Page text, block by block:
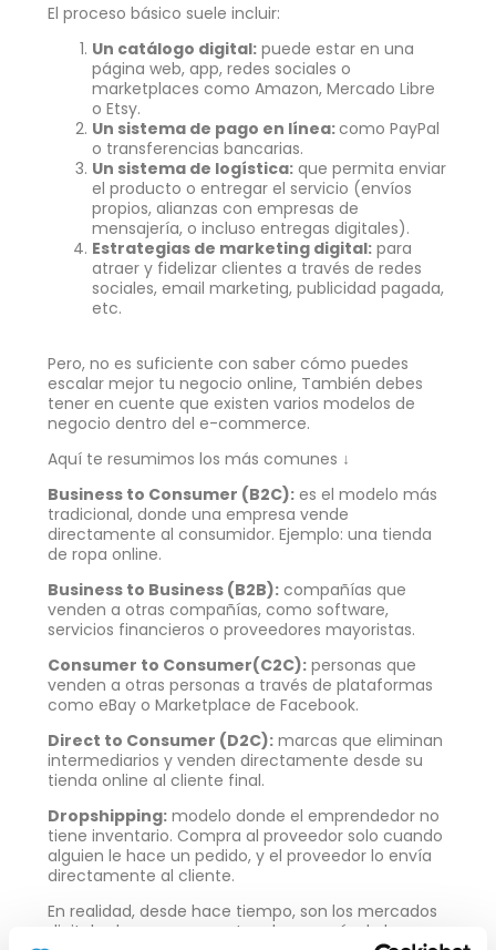
El proceso básico suele incluir:
Un catálogo digital: puede estar en una
página web, app, redes sociales o
marketplaces como Amazon, Mercado Libre
o Etsy.
Un sistema de pago en línea:como PayPal
o transferencias bancarias.
Un sistema de logística: que permita enviar
el producto o entregar el servicio (envíos
propios, alianzas con empresas de
mensajería, o incluso entregas digitales).
Estrategias de marketing digital: para
atraer y fidelizar clientes a través de redes
sociales, email marketing, publicidad pagada,
etc.
Pero, no es suficiente con saber cómo puedes
escalar mejor tu negocio online, También debes
tener en cuente que existen varios modelos de
negocio dentro del e-commerce.
Aquí te resumimos los más comunes ↓
Business to Consumer (B2C): es el modelo más
tradicional, donde una empresa vende
directamente al consumidor. Ejemplo: una tienda
de ropa online.
Business to Business (B2B): compañías que
venden a otras compañías, como software,
servicios financieros o proveedores mayoristas.
Consumer to Consumer(C2C): personas que
venden a otras personas a través de plataformas
como eBay o Marketplace de Facebook.
Direct to Consumer (D2C): marcas que eliminan
intermediarios y venden directamente desde su
tienda online al cliente final.
Dropshipping: modelo donde el emprendedor no
tiene inventario. Compra al proveedor solo cuando
alguien le hace un pedido, y el proveedor lo envía
directamente al cliente.
En realidad, desde hace tiempo, son los mercados
digitales los que concentran la mayoría de las